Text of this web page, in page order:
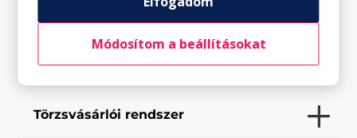
Elfogadott fizetési eszközök
Saját szolgáltatások
Törzsvásárlói rendszer
Módosítom a beállításokat